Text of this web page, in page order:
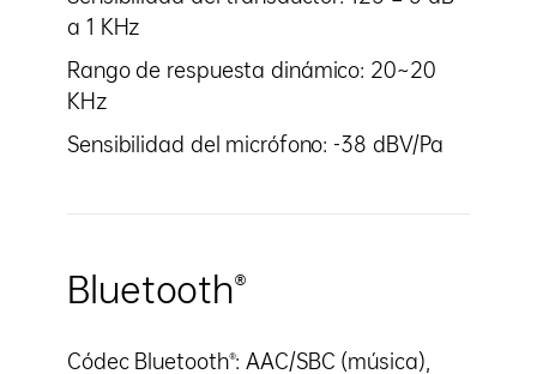
a 1 KHz
Rango de respuesta dinámico: 20~20
KHz
Sensibilidad del micrófono: -38 dBV/Pa
Bluetooth®
Códec Bluetooth®: AAC/SBC (música),